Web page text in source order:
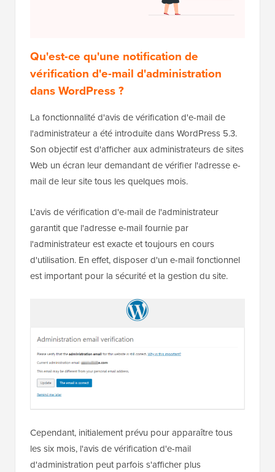
Qu'est-ce qu'une notification de
vérification d'e-mail d'administration
dans WordPress ?
La fonctionnalité d'avis de vérification d'e-mail de
l'administrateur a été introduite dans WordPress 5.3.
Son objectif est d'afficher aux administrateurs de sites
Web un écran leur demandant de vérifier l'adresse e-
mail de leur site tous les quelques mois.
L'avis de vérification d'e-mail de l'administrateur
garantit que l'adresse e-mail fournie par
l'administrateur est exacte et toujours en cours
d'utilisation. En effet, disposer d'un e-mail fonctionnel
est important pour la sécurité et la gestion du site.
Cependant, initialement prévu pour apparaître tous
les six mois, l'avis de vérification d'e-mail
d'administration peut parfois s'afficher plus